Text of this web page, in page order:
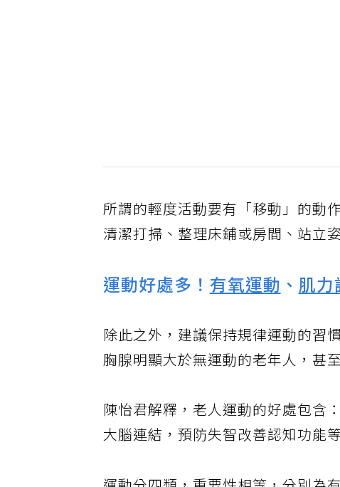
所謂的輕度活動要有「移動」的動
清潔打掃、整理床鋪或房間、站立
運動好處多！有氧運動 、肌
除此之外，建議保持規律運動的習
胸腺明顯大於無運動的老年人，甚
陳怡君解釋，老人運動的好處包含
大腦連結，預防失智改善認知功能等